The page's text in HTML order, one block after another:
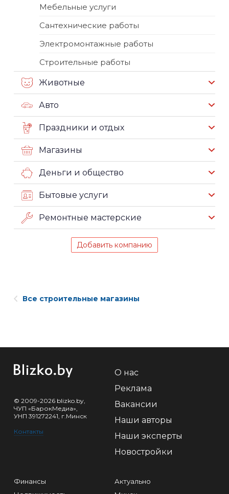
Мебельные услуги
Сантехнические работы
Электромонтажные работы
Строительные работы
Животные
Авто
Праздники и отдых
Магазины
Деньги и общество
Бытовые услуги
Ремонтные мастерские
Добавить компанию
Все строительные магазины
© 2009-2026 blizko.by,
ЧУП «БарокМедиа»,
УНП 391272241, г.Минск
Контакты
О нас
Реклама
Вакансии
Наши авторы
Наши эксперты
Новостройки
Финансы
Актуально